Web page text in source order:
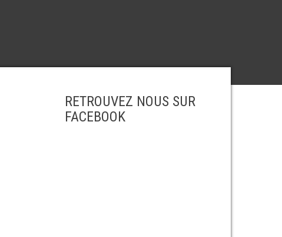
RETROUVEZ NOUS SUR
FACEBOOK